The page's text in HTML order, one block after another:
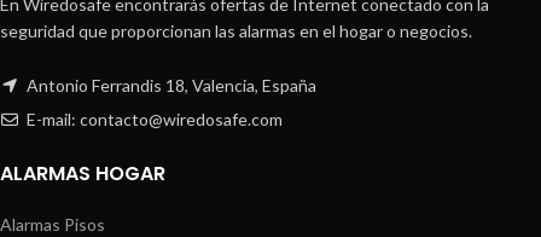
En Wiredosafe encontrarás ofertas de Internet conectado con la
seguridad que proporcionan las alarmas en el hogar o negocios.
Antonio Ferrandis 18, Valencia, España
E-mail: contacto@wiredosafe.com
ALARMAS HOGAR
Alarmas Pisos